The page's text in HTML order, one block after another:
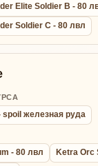
Elite Soldier B - 80
Soldier C - 80 лвл
spoil железная руда
- 80 лвл
Ketra Orc